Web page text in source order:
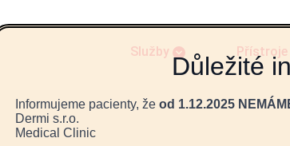
Služby
Informujeme pacienty, že od 1.12.2025
Dermi s.r.o.
Medical Clinic